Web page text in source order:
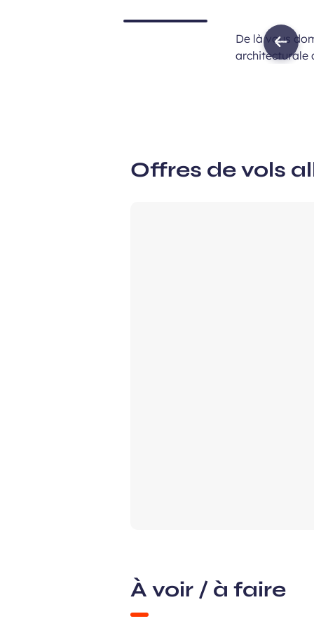
De là vous
architecturale
Offres de vols
À voir / à faire